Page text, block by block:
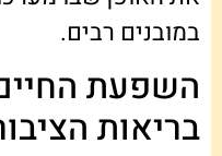
במובנים רבים.
השפעת
בריאות